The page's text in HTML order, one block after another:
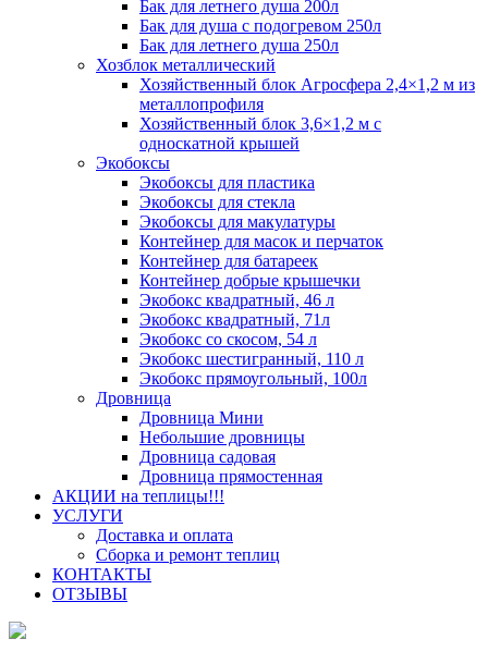
Бак для летнего душа 200л
Бак для душа с подогревом 250л
Бак для летнего душа 250л
Хозблок металлический
Хозяйственный блок Агросфера 2,4×1,2 м из
металлопрофиля
Хозяйственный блок 3,6×1,2 м с
односкатной крышей
Экобоксы
Экобоксы для пластика
Экобоксы для стекла
Экобоксы для макулатуры
Контейнер для масок и перчаток
Контейнер для батареек
Контейнер добрые крышечки
Экобокс квадратный, 46 л
Экобокс квадратный, 71л
Экобокс со скосом, 54 л
Экобокс шестигранный, 110 л
Экобокс прямоугольный, 100л
Дровница
Дровница Мини
Небольшие дровницы
Дровница садовая
Дровница прямостенная
АКЦИИ на теплицы!!!
УСЛУГИ
Доставка и оплата
Сборка и ремонт теплиц
КОНТАКТЫ
ОТЗЫВЫ